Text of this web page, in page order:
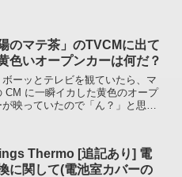
この品揃...
陽のマテ茶」のTVCMに出て
色いオープンカーは何だ？
ボーッとテレビを観ていたら、マ
CM に一瞬イカした黄色のオープ
が映っていたので「ん？」と思っ
...
Thermo [追記あり] 電
に関して(電池室カバーの